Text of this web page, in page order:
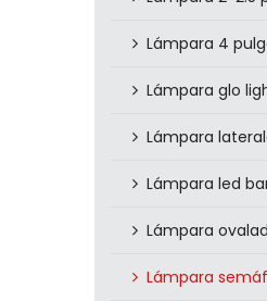
Lámpara 4
Lámpara glo
Lámpara
Lámpara led
Lámpara
Lámpara